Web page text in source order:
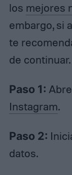
los mejores
embargo, si
te
de
Paso 1:
Instagram.
Paso 2:
datos.